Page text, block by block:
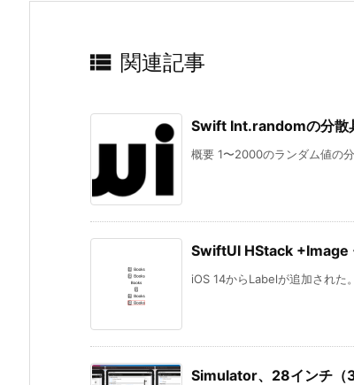
 関連記事
Swift Int.randomの分散
概要 1〜2000のランダム値の
SwiftUI HStack +Image
iOS 14からLabelが追加され
Simulator、28インチ